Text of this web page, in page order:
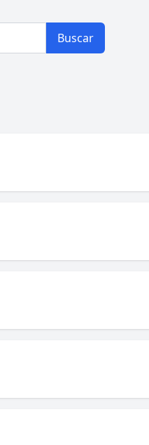
Buscar